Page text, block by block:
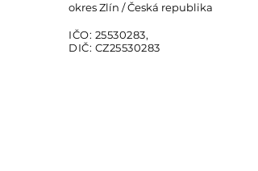
okres Zlín / Česká republika
IČO: 25530283,
DIČ: CZ25530283